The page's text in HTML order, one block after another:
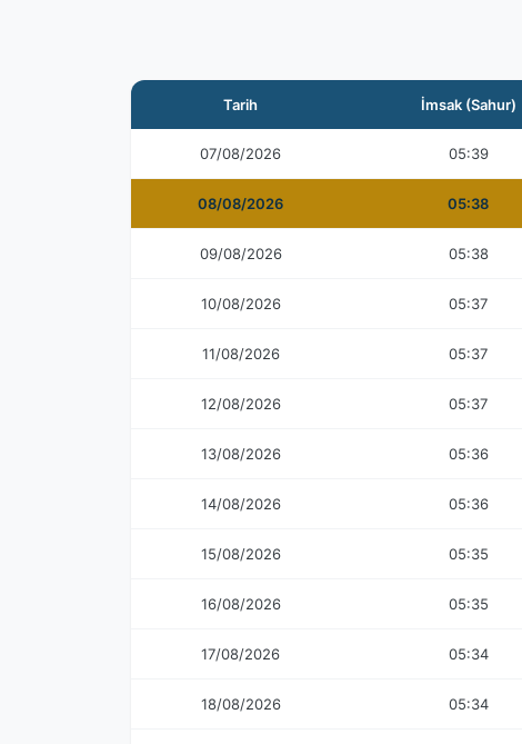
Tarih İmsak (Sahur)
07/08/2026 05:39
08/08/2026 05:38
09/08/2026 05:38
10/08/2026 05:37
11/08/2026 05:37
12/08/2026 05:37
13/08/2026 05:36
14/08/2026 05:36
15/08/2026 05:35
16/08/2026 05:35
17/08/2026 05:34
18/08/2026 05:34